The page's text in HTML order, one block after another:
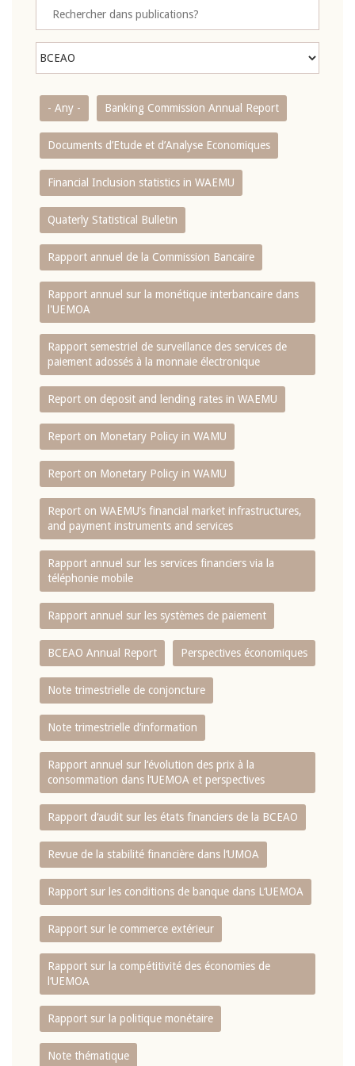
- Any - Banking Commission Annual Report
Documents d’Etude et d’Analyse Economiques
Financial Inclusion statistics in WAEMU
Quaterly Statistical Bulletin
Rapport annuel de la Commission Bancaire
Rapport annuel sur la monétique interbancaire dans
l'UEMOA
Rapport semestriel de surveillance des services de
paiement adossés à la monnaie électronique
Report on deposit and lending rates in WAEMU
Report on Monetary Policy in WAMU
Report on Monetary Policy in WAMU
Report on WAEMU’s financial market infrastructures,
and payment instruments and services
Rapport annuel sur les services financiers via la
téléphonie mobile
Rapport annuel sur les systèmes de paiement
BCEAO Annual Report Perspectives économiques
Note trimestrielle de conjoncture
Note trimestrielle d‘information
Rapport annuel sur l‘évolution des prix à la
consommation dans l‘UEMOA et perspectives
Rapport d‘audit sur les états financiers de la BCEAO
Revue de la stabilité financière dans l‘UMOA
Rapport sur les conditions de banque dans L‘UEMOA
Rapport sur le commerce extérieur
Rapport sur la compétitivité des économies de
l‘UEMOA
Rapport sur la politique monétaire
Note thématique